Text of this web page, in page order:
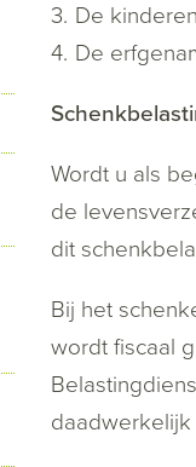
De
De
Wordt u als
de
dit
Bij het
wordt fiscaal
daadwerkelijk